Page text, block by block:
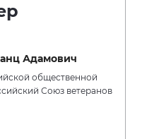
Адамович
общественной
Союз ветеранов